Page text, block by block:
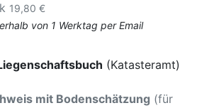
19,80 €
von 1 Werktag per Email
(Katasteramt)
mit Bodenschätzung (für